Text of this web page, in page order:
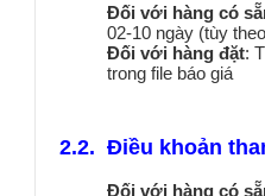
Đối với hàng có
02-10 ngày (tùy
Đối với hàng đặt:
trong file báo giá
2.2. Điều khoản
Đối với hàng có